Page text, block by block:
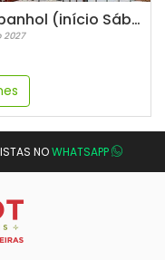
Israel Mágico - Saídas em espanhol (início Sábados)
2027
NOWHATSAPP